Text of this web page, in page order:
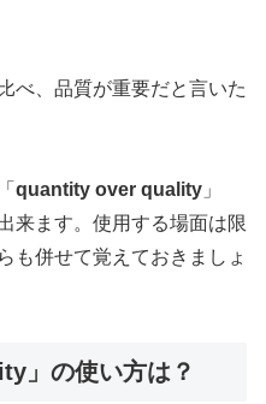
べ、品質が重要だと言いた
quantity over quality 」
来ます。使用する場面は限
も併せて覚えておきましょ
」の使い方は？